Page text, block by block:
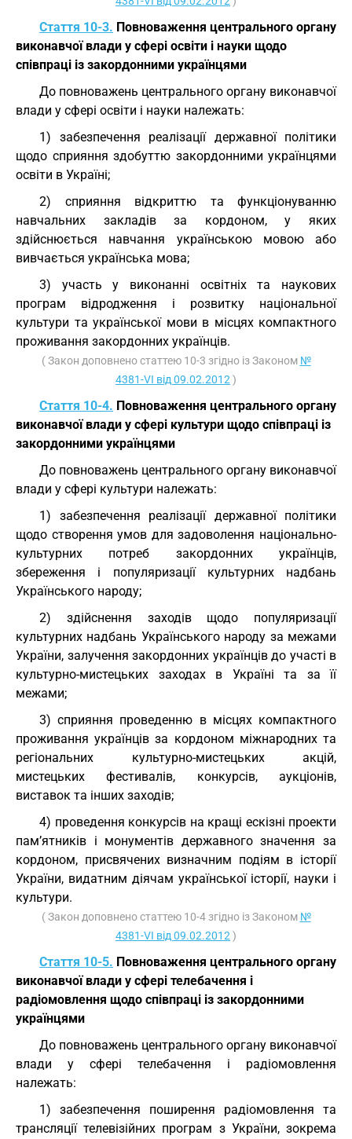
Стаття 10-3. Повноваження центрального органу
виконавчої влади у сфері освіти і науки щодо
співпраці із закордонними українцями
До повноважень центрального органу виконавчої
влади у сфері освіти і науки належать:
1) забезпечення реалізації державної політики
щодо сприяння здобуттю закордонними українцями
освіти в Україні;
2) сприяння відкриттю та функціонуванню
навчальних закладів за кордоном, у яких
здійснюється навчання українською мовою або
вивчається українська мова;
3) участь у виконанні освітніх та наукових
програм відродження і розвитку національної
культури та української мови в місцях компактного
проживання закордонних українців.
( Закон доповнено статтею 10-3 згідно із Законом №
4381-VI від 09.02.2012 )
Стаття 10-4. Повноваження центрального органу
виконавчої влади у сфері культури щодо співпраці із
закордонними українцями
До повноважень центрального органу виконавчої
влади у сфері культури належать:
1) забезпечення реалізації державної політики
щодо створення умов для задоволення національно-
культурних потреб закордонних українців,
збереження і популяризації культурних надбань
Українського народу;
2) здійснення заходів щодо популяризації
культурних надбань Українського народу за межами
України, залучення закордонних українців до участі в
культурно-мистецьких заходах в Україні та за її
межами;
3) сприяння проведенню в місцях компактного
проживання українців за кордоном міжнародних та
регіональних культурно-мистецьких акцій,
мистецьких фестивалів, конкурсів, аукціонів,
виставок та інших заходів;
4) проведення конкурсів на кращі ескізні проекти
пам’ятників і монументів державного значення за
кордоном, присвячених визначним подіям в історії
України, видатним діячам української історії, науки і
культури.
( Закон доповнено статтею 10-4 згідно із Законом №
4381-VI від 09.02.2012 )
Стаття 10-5. Повноваження центрального органу
виконавчої влади у сфері телебачення і
радіомовлення щодо співпраці із закордонними
українцями
До повноважень центрального органу виконавчої
влади у сфері телебачення і радіомовлення
належать:
1) забезпечення поширення радіомовлення та
трансляції телевізійних програм з України, зокрема